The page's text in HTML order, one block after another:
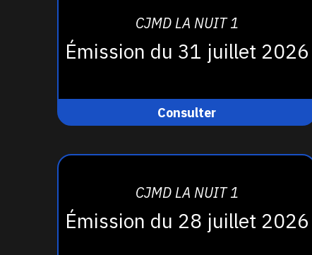
CJMD LA NUIT 1
Émission du 31 juillet 2026
Consulter
CJMD LA NUIT 1
Émission du 28 juillet 2026